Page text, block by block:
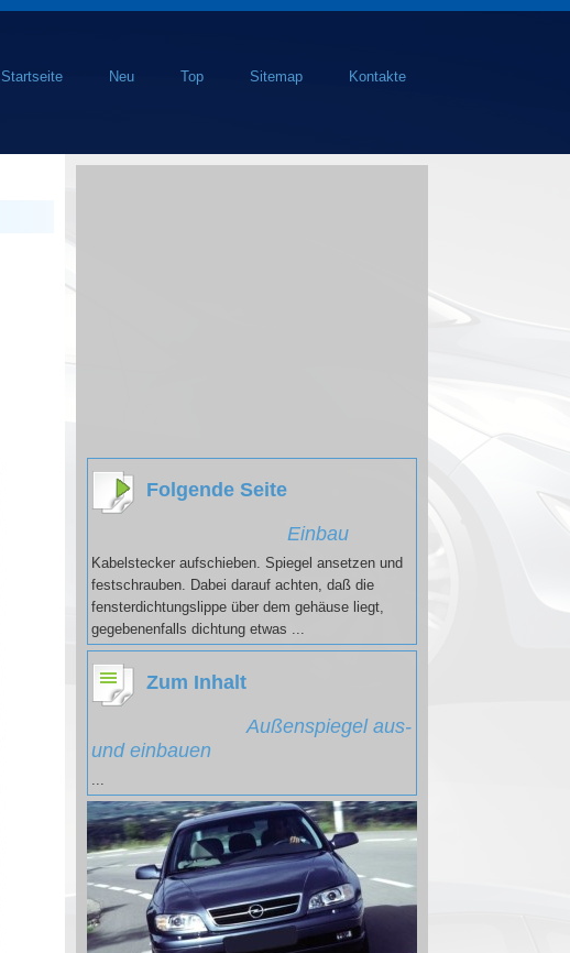
Startseite Neu Top Sitemap Kontakte
Folgende Seite
Einbau
Kabelstecker aufschieben. Spiegel ansetzen und
festschrauben. Dabei darauf achten, daß die
fensterdichtungslippe über dem gehäuse liegt,
gegebenenfalls dichtung etwas ...
Zum Inhalt
Außenspiegel aus-
und einbauen
...